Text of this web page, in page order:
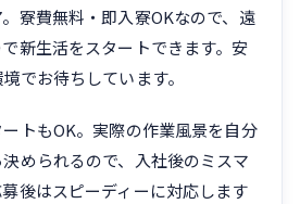
寮費無料・即入寮OKなので、遠
新生活をスタートできます。安
でお待ちしています。
トもOK。実際の作業風景を自分
められるので、入社後のミスマ
後はスピーディーに対応します